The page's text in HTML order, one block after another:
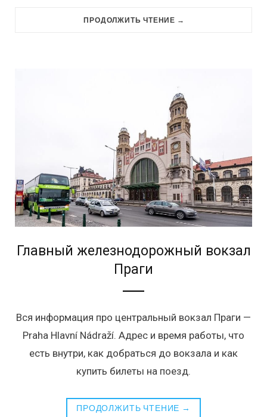
ПРОДОЛЖИТЬ ЧТЕНИЕ →
Главный железнодорожный вокзал
Праги
Вся информация про центральный вокзал Праги —
Praha Hlavní Nádraží. Адрес и время работы, что
есть внутри, как добраться до вокзала и как
купить билеты на поезд.
ПРОДОЛЖИТЬ ЧТЕНИЕ →